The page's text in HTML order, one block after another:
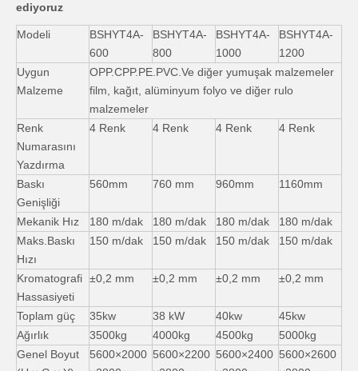
ediyoruz
Modeli
BSHYT4A-
600
BSHYT4A-
800
BSHYT4A-
1000
BSHYT4A-
1200
Uygun
Malzeme
OPP.CPP.PE.PVC.Ve diğer yumuşak malzemeler
film, kağıt, alüminyum folyo ve diğer rulo
malzemeler
Renk
Numarasını
Yazdırma
4 Renk 4 Renk 4 Renk 4 Renk
Baskı
Genişliği
560mm 760 mm 960mm 1160mm
Mekanik Hız 180 m/dak 180 m/dak 180 m/dak
180 m/dak
Maks.Baskı
Hızı
150 m/dak 150 m/dak 150 m/dak 150 m/dak
Kromatografi
Hassasiyeti
±0,2 mm ±0,2 mm ±0,2 mm ±0,2 mm
Toplam güç 35kw 38 kW 40kw
45kw
Ağırlık
3500kg 4000kg 4500kg
5000kg
Genel Boyut
5600×2000 5600×2200 5600×2400 5600×2600